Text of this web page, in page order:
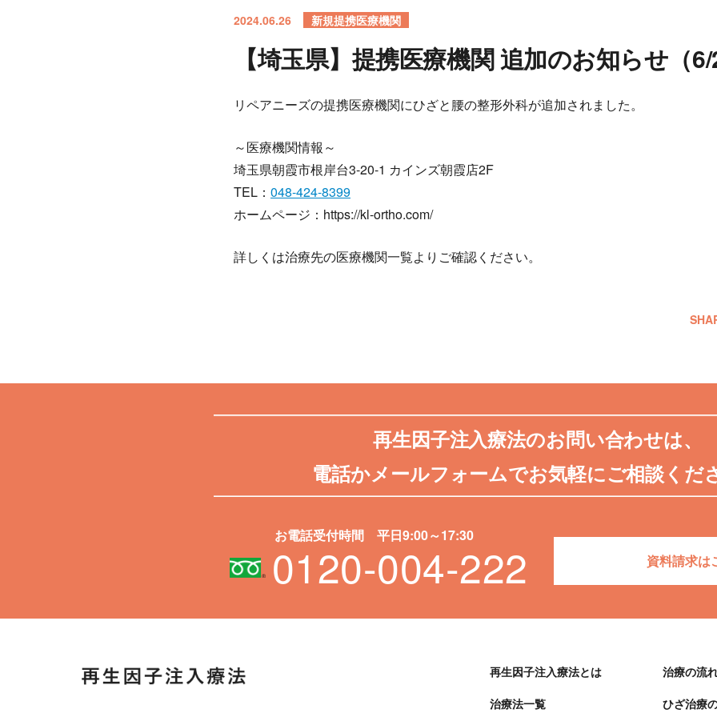
2024.06.26 新規提携医療機関
【埼玉県】提携医療機関 追加のお知らせ（6/
リペアニーズの提携医療機関にひざと腰の整形外科が追加されました。
～医療機関情報～
埼玉県朝霞市根岸台3-20-1 カインズ朝霞店2F
TEL： 048-424-8399
ホームページ：https://kl-ortho.com/
詳しくは治療先の医療機関一覧よりご確認ください。
再生因子注入療法のお問い合わせは、
電話かメールフォームでお気軽にご相談くだ
お電話受付時間 平日9:00～17:30
0120-004-222 資料請求は
再⽣因⼦注⼊療法とは
治療法一覧
治療の流
ひざ治療